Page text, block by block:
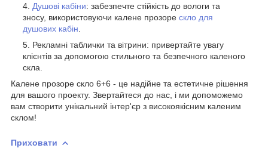
Душові кабіни: забезпечте стійкість до вологи та
зносу, використовуючи калене прозоре скло для
душових кабін
Рекламні таблички та вітрини: привертайте увагу
клієнтів за допомогою стильного та безпечного каленого
скла.
Калене прозоре скло 6+6 - це надійне та естетичне рішення
для вашого проекту. Звертайтеся до нас, і ми допоможемо
вам створити унікальний інтер'єр з високоякісним каленим
склом!
Приховати